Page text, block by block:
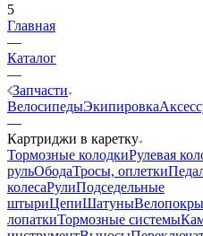
5
Главная
—
Каталог
—
Запчасти
ВелосипедыЭкипировка
—
Картриджи в каретку
Тормозные колодкиРулевая
рульОбодаТросы, оплетки
колесаРулиПодседельные
штыриЦепиШатуны
лопаткиТормозные системы